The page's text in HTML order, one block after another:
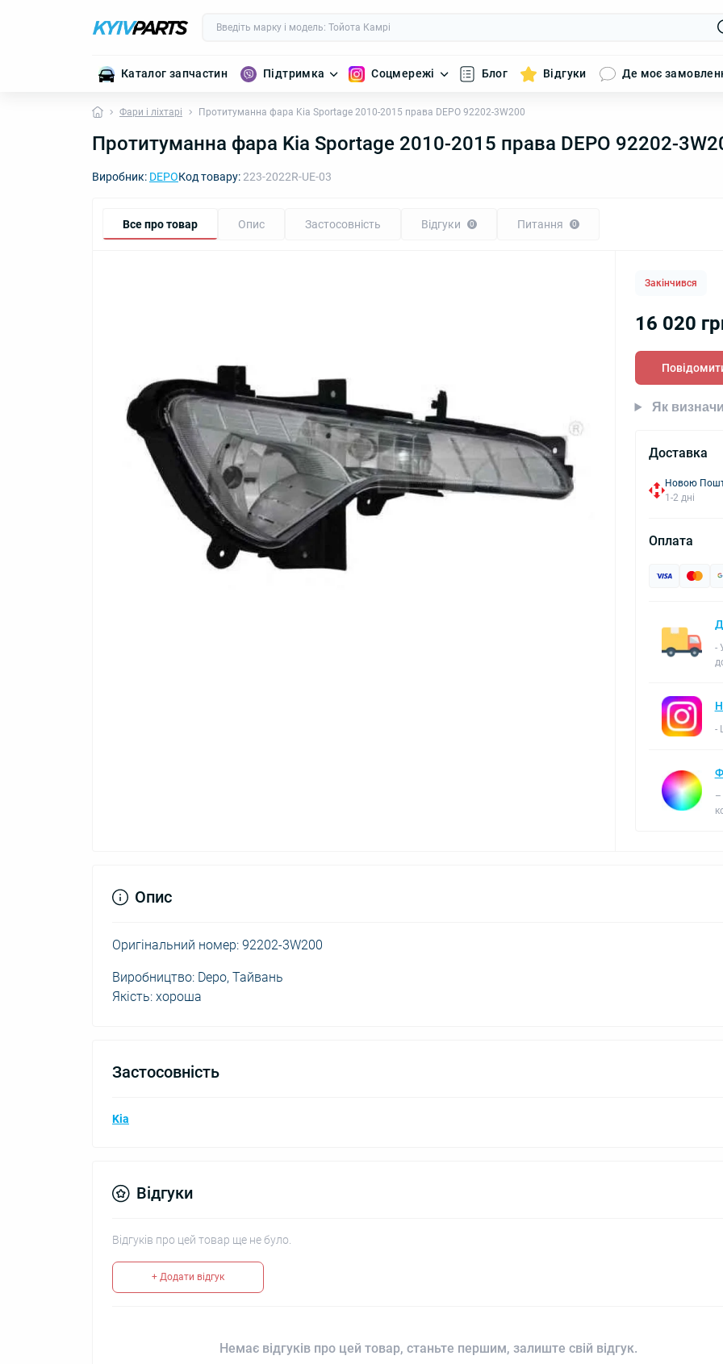
Каталог запчастин Підтримка Соцмережі Блог Відгуки Де моє
Фари і ліхтарі Протитуманна фара Kia Sportage 2010-2015 права DEPO 92202-3W200
Протитуманна фара Kia Sportage 2010-2015 права DEPO 92202-
Виробник: DEPOКод товару:223-2022R-UE-03
Все про товар Опис Застосовність Відгуки 0 Питання 0
Закінчився
16 020
Як
Доставка
Новою
1-2 дні
Оплата
-
-
–
Опис
Оригінальний номер: 92202-3W200
Виробництво: Depo, Тайвань
Якість: хороша
Застосовність
Kia
Відгуки
Відгуків про цей товар ще не було.
+ Додати відгук
Немає відгуків про цей товар, станьте першим, залиште свій відгук.